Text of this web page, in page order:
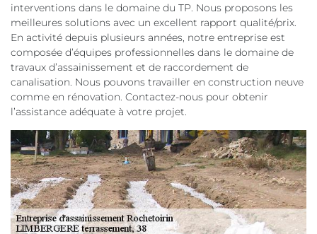
interventions dans le domaine du TP. Nous proposons les
meilleures solutions avec un excellent rapport qualité/prix.
En activité depuis plusieurs années, notre entreprise est
composée d’équipes professionnelles dans le domaine de
travaux d’assainissement et de raccordement de
canalisation. Nous pouvons travailler en construction neuve
comme en rénovation. Contactez-nous pour obtenir
l’assistance adéquate à votre projet.